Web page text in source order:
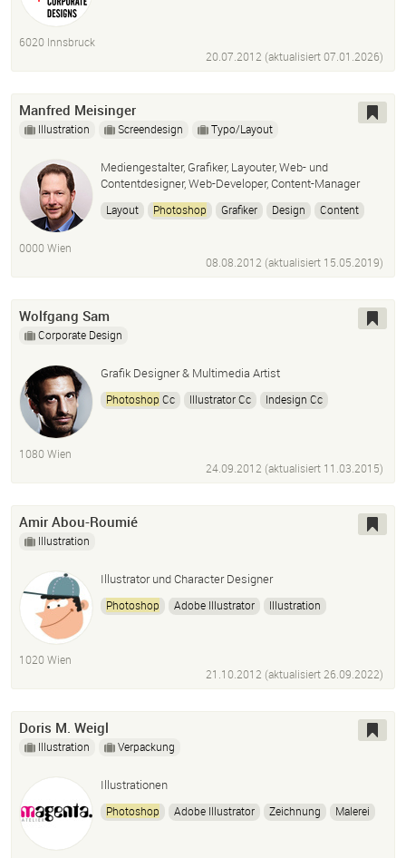
6020 Innsbruck
20.07.2012 (aktualisiert07.01.2026)
Manfred Meisinger
Illustration Screendesign Typo/Layout
Mediengestalter, Grafiker, Layouter, Web- und
Contentdesigner, Web-Developer, Content-Manager
Layout Photoshop Grafiker Design
Content
0000 Wien
08.08.2012 (aktualisiert 15.05.2019)
Wolfgang Sam
Corporate Design
Grafik Designer & Multimedia Artist
Photoshop Cc Illustrator Cc
Indesign Cc
Maxon Cinema 4D R.16
HTML CSS
1080 Wien
24.09.2012 (aktualisiert 11.03.2015)
Amir Abou-Roumié
Illustration
Illustrator und Character Designer
Photoshop Adobe Illustrator
Illustration
1020 Wien
21.10.2012 (aktualisiert26.09.2022)
Doris M. Weigl
Illustration Verpackung
Illustrationen
Photoshop Adobe Illustrator Zeichnung Malerei